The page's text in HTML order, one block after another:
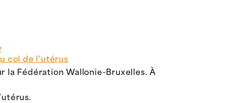
col de l’utérus
la Fédération Wallonie-Bruxelles. À